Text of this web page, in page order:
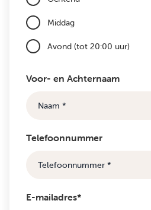
Middag
Avond (tot 20:00 uur)
Voor- en Achternaam
Telefoonnummer
E-mailadres*